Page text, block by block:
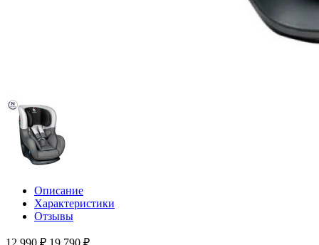
Описание
Характеристики
Отзывы
12 990 ₽ 19 790 ₽